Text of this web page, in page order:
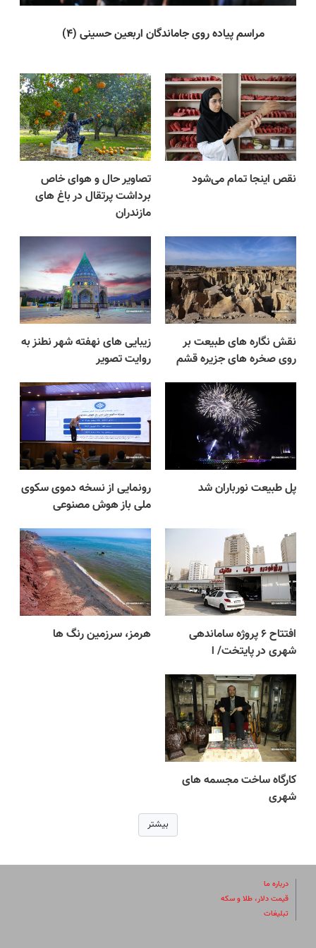
مراسم پیاده روی جاماندگان اربعین حسینی (۴)
نقص اینجا تمام می‌شود
تصاویر حال و هوای خاص
برداشت پرتقال در باغ های
مازندران
نقش نگاره های طبیعت بر
روی صخره های جزیره قشم
زیبایی های نهفته شهر نطنز به
روایت تصویر
پل طبیعت نورباران شد
رونمایی از نسخه دموی سکوی
ملی باز هوش مصنوعی
افتتاح ۶ پروژه ساماندهی
شهری در پایتخت/ ا
هرمز، سرزمین رنگ ها
کارگاه ساخت مجسمه های
شهری
بیشتر
درباره ما
قیمت دلار، طلا و سکه
تبلیغات